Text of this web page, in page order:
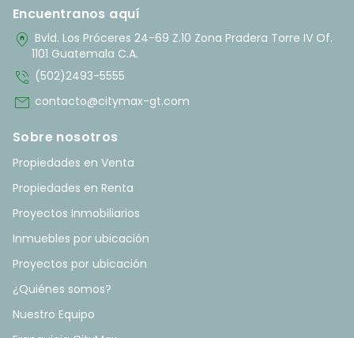
Encuentranos aquí
home_pin Bvld. Los Próceres 24-69 Z.10 Zona Pradera Torre IV Of.
1101 Guatemala C.A.
phone_in_talk (502)2493-5555
mail contacto@citymax-gt.com
Sobre nosotros
Propiedades en Venta
Propiedades en Renta
Proyectos Inmobiliarios
Inmuebles por ubicación
Proyectos por ubicación
¿Quiénes somos?
Nuestro Equipo